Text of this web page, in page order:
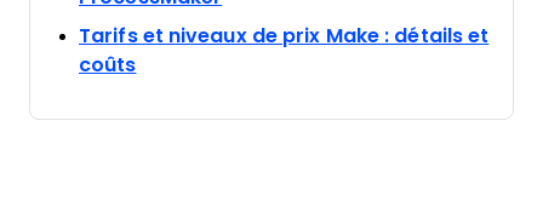
Tarifs et niveaux de prix Make : détails et
coûtsOpens new window